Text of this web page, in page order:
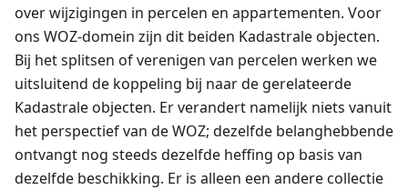
over wijzigingen in percelen en appartementen. Voor
ons WOZ-domein zijn dit beiden Kadastrale objecten.
Bij het splitsen of verenigen van percelen werken we
uitsluitend de koppeling bij naar de gerelateerde
Kadastrale objecten. Er verandert namelijk niets vanuit
het perspectief van de WOZ; dezelfde belanghebbende
ontvangt nog steeds dezelfde heffing op basis van
dezelfde beschikking. Er is alleen een andere collectie